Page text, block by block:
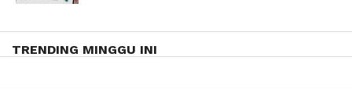
TRENDING MINGGU INI